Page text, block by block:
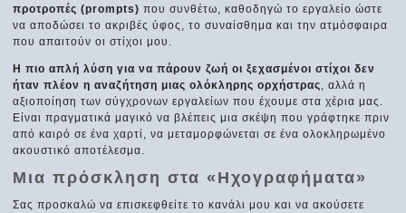
προτροπές (prompts) που συνθέτω, καθοδηγώ το εργαλείο ώστε
να αποδώσει το ακριβές ύφος, το συναίσθημα και την ατμόσφαιρα
που απαιτούν οι στίχοι μου.
Η πιο απλή λύση για να πάρουν ζωή οι ξεχασμένοι στίχοι δεν
ήταν πλέον η αναζήτηση μιας ολόκληρης ορχήστρας, αλλά η
αξιοποίηση των σύγχρονων εργαλείων που έχουμε στα χέρια μας.
Είναι πραγματικά μαγικό να βλέπεις μια σκέψη που γράφτηκε πριν
από καιρό σε ένα χαρτί, να μεταμορφώνεται σε ένα ολοκληρωμένο
ακουστικό αποτέλεσμα.
Μια πρόσκληση στα «Ηχογραφήματα»
Σας προσκαλώ να επισκεφθείτε το κανάλι μου και να ακούσετε